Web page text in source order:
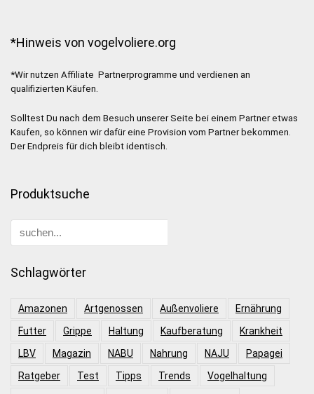
*Hinweis von vogelvoliere.org
*Wir nutzen Affiliate Partnerprogramme und verdienen an
qualifizierten Käufen.
Solltest Du nach dem Besuch unserer Seite bei einem Partner etwas
Kaufen, so können wir dafür eine Provision vom Partner bekommen.
Der Endpreis für dich bleibt identisch.
Produktsuche
Schlagwörter
Amazonen Artgenossen Außenvoliere
Ernährung
Futter
Grippe Haltung Kaufberatung
Krankheit
LBV
Magazin NABU Nahrung NAJU
Papagei
Ratgeber
Test Tipps Trends
Vogelhaltung